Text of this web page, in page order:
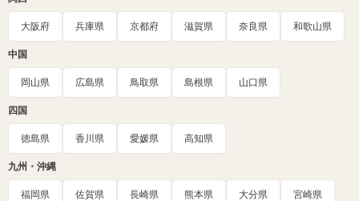
大阪府 兵庫県 京都府 滋賀県 奈良県 和歌山県
中国
岡山県 広島県 鳥取県 島根県 山口県
四国
徳島県 香川県 愛媛県 高知県
九州・沖縄
福岡県 佐賀県 長崎県 熊本県 大分県 宮崎県